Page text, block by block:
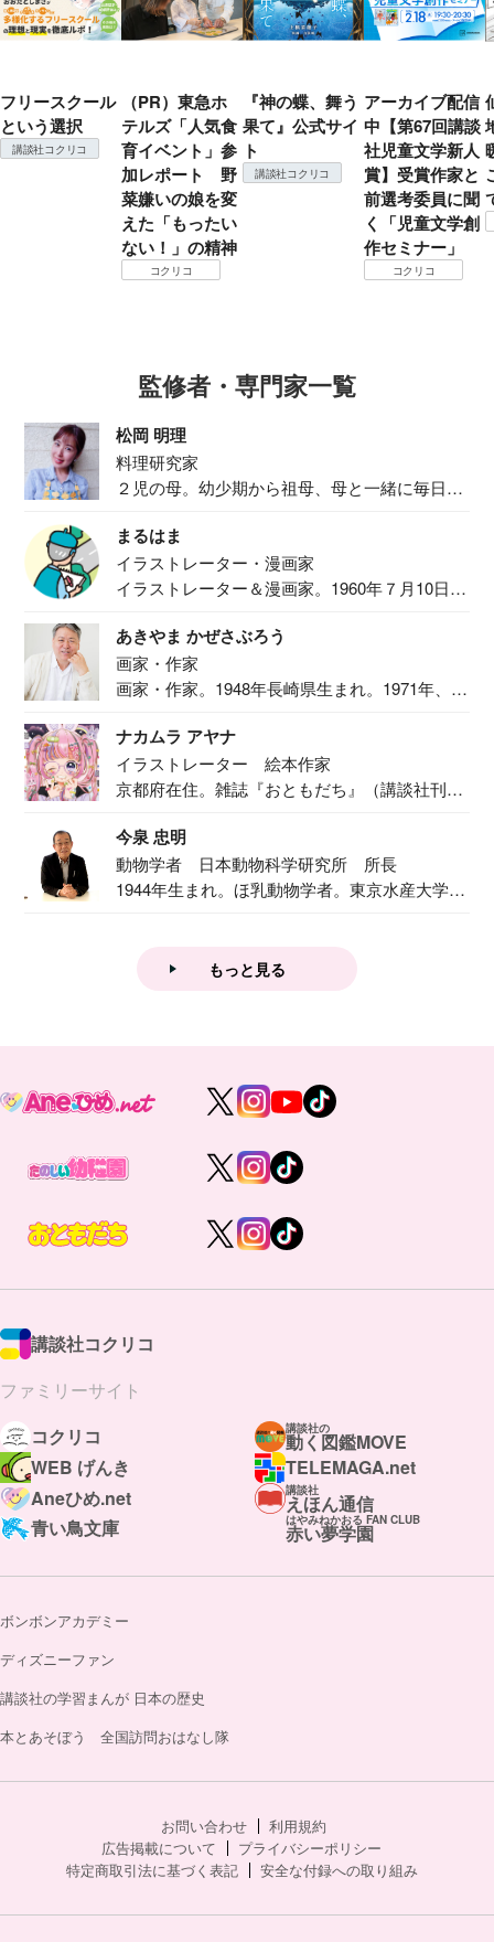
フリースクール
という選択
講談社コクリコ
（PR）東急ホ
テルズ「人気食
育イベント」参
加レポート 野
菜嫌いの娘を変
えた「もったい
ない！」の精神
コクリコ
『神の蝶、舞う
果て』公式サイ
ト
講談社コクリコ
アーカイブ配信
中【第67回講談
社児童文学新人
賞】受賞作家と
前選考委員に聞
く「児童文学創
作セミナー」
コクリコ
監修者・専門家一覧
松岡 明理
料理研究家
２児の母。幼少期から祖母、母と一緒に毎日の
まるはま
イラストレーター・漫画家
イラストレーター＆漫画家。1960年７月10日生
あきやま かぜさぶろう
画家・作家
画家・作家。1948年長崎県生まれ。1971年、
ナカムラ アヤナ
イラストレーター 絵本作家
京都府在住。雑誌『おともだち』（講談社刊）
今泉 忠明
動物学者 日本動物科学研究所 所長
1944年生まれ。ほ乳動物学者。東京水産大学卒
もっと見る
講談社コクリコ
ファミリーサイト
コクリコ
講談社の
動く図鑑MOVE
WEB げんき
TELEMAGA.net
Aneひめ.net
講談社
えほん通信
青い鳥文庫
はやみねかおる FAN CLUB
赤い夢学園
ボンボンアカデミー
ディズニーファン
講談社の学習まんが 日本の歴史
本とあそぼう 全国訪問おはなし隊
お問い合わせ
利用規約
広告掲載について
プライバシーポリシー
特定商取引法に基づく表記
安全な付録への取り組み